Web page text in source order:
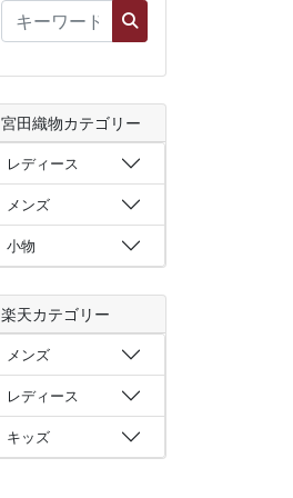
宮田織物カテゴリー
レディース
メンズ
小物
楽天カテゴリー
メンズ
レディース
キッズ